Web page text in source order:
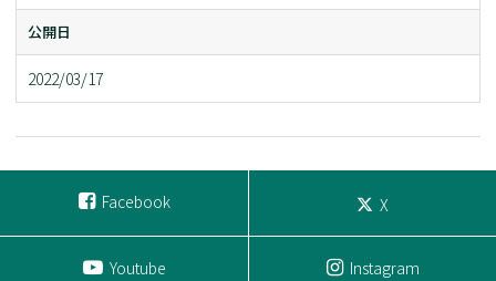
公開日
2022/03/17
Facebook X
Youtube Instagram